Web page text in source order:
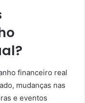
financeiro real
mudanças nas
e eventos